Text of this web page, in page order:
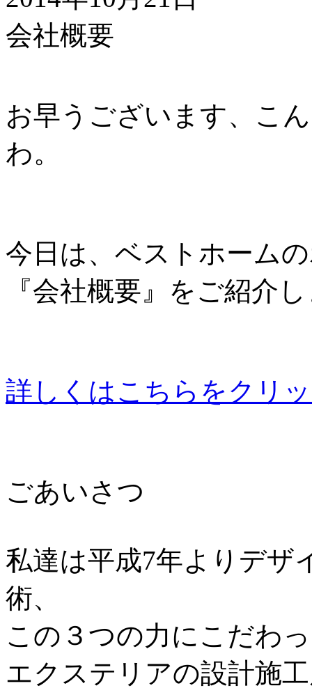
会社概要
お早うございます、こ
わ。
今日は、ベストホーム
『会社概要』をご紹介
詳しくはこちらをクリ
ごあいさつ
私達は平成7年よりデザ
術、
この３つの力にこだわ
エクステリアの設計施